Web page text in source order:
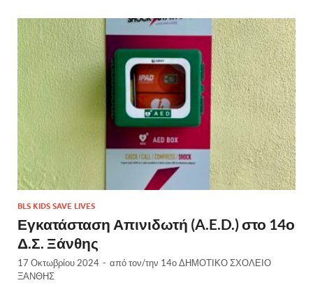
BLS KIDS SAVE LIVES
Εγκατάσταση Απινιδωτή (A.E.D.) στο 14ο
Δ.Σ. Ξάνθης
17 Οκτωβρίου 2024 - από τον/την 14ο ΔΗΜΟΤΙΚΟ ΣΧΟΛΕΙΟ
ΞΑΝΘΗΣ